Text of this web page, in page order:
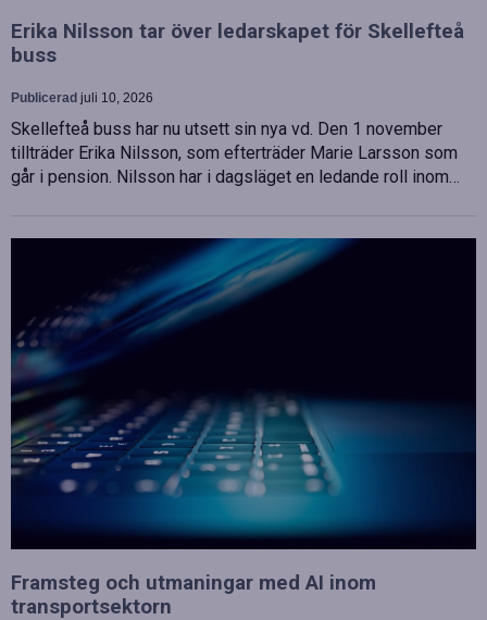
Erika Nilsson tar över ledarskapet för Skellefteå
buss
Publicerad juli 10, 2026
Skellefteå buss har nu utsett sin nya vd. Den 1 november
tillträder Erika Nilsson, som efterträder Marie Larsson som
går i pension. Nilsson har i dagsläget en ledande roll inom…
Framsteg och utmaningar med AI inom
transportsektorn